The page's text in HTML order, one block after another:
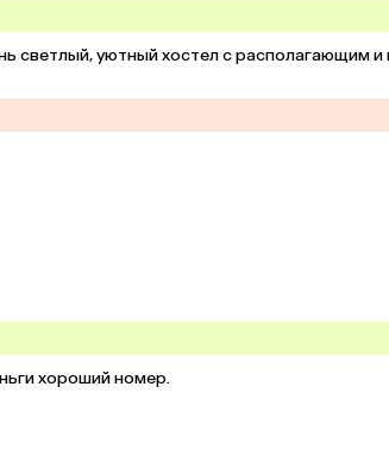
светлый, уютный хостел с располагающим
хороший номер.